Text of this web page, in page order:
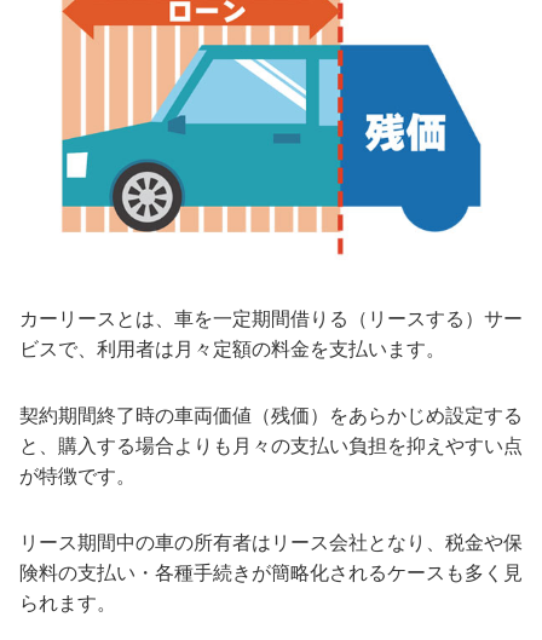
カーリースとは、車を一定期間借りる（リースする）サー
ビスで、利用者は月々定額の料金を支払います。
契約期間終了時の車両価値（残価）をあらかじめ設定する
と、購入する場合よりも月々の支払い負担を抑えやすい点
が特徴です。
リース期間中の車の所有者はリース会社となり、税金や保
険料の支払い・各種手続きが簡略化されるケースも多く見
られます。